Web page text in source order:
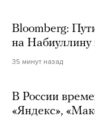
Bloomberg:
на Набиуллину
35 минут назад
В России
«Яндекс»,